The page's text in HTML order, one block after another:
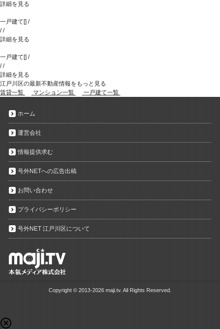
詳細を見る
一戸建て [] /
//
詳細を見る
一戸建て [] /
//
詳細を見る
江戸川区の最新不動産情報をもっと見る
賃貸一覧
マンション一覧 一戸建て一覧
ホーム
運営会社
情報提供求む
号外NETへの広告出稿
お問い合わせ
プライバシーポリシー
号外NET 江戸川区について
Copyright © 2013-2026 maji.tv. All Rights Reserved.